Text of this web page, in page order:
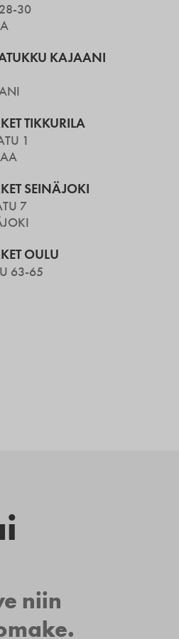
30
KAJAANI
TIKKURILA
1
SEINÄJOKI
7
OULU
63-65
niin